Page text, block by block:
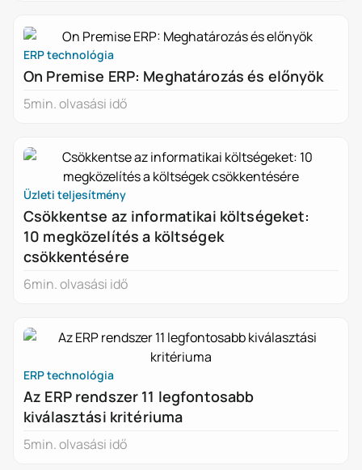
ERP technológia
On Premise ERP: Meghatározás és előnyök
5min. olvasási idő
Üzleti teljesítmény
Csökkentse az informatikai költségeket:
10 megközelítés a költségek
csökkentésére
6min. olvasási idő
ERP technológia
Az ERP rendszer 11 legfontosabb
kiválasztási kritériuma
5min. olvasási idő